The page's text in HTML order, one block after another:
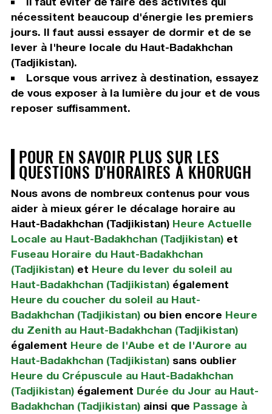
nécessitent beaucoup d'énergie les premiers
jours. Il faut aussi essayer de dormir et de se
lever à l'heure locale du Haut-Badakhchan
(Tadjikistan).
Lorsque vous arrivez à destination, essayez
de vous exposer à la lumière du jour et de vous
reposer suffisamment.
POUR EN SAVOIR PLUS SUR LES
QUESTIONS D'HORAIRES À KHORUGH
Nous avons de nombreux contenus pour vous
aider à mieux gérer le décalage horaire au
Haut-Badakhchan (Tadjikistan) Heure Actuelle
Locale au Haut-Badakhchan (Tadjikistan)et
Fuseau Horaire du Haut-Badakhchan
(Tadjikistan)et Heure du lever du soleil au
Haut-Badakhchan (Tadjikistan)également
Heure du coucher du soleil au Haut-
Badakhchan (Tadjikistan)ou bien encore Heure
du Zenith au Haut-Badakhchan (Tadjikistan)
également Heure de l'Aube et de l'Aurore au
Haut-Badakhchan (Tadjikistan)sans oublier
Heure du Crépuscule au Haut-Badakhchan
(Tadjikistan)également Durée du Jour au Haut-
Badakhchan (Tadjikistan)ainsi que Passage à